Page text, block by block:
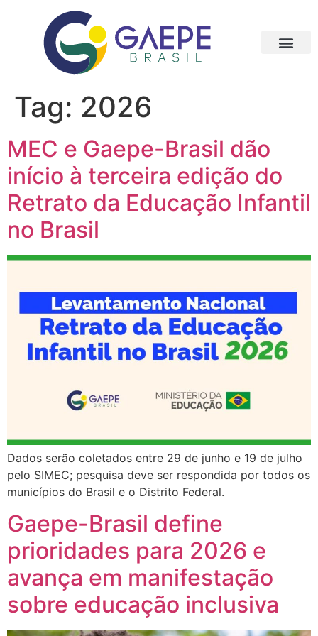
Tag: 2026
MEC e Gaepe-Brasil dão
início à terceira edição do
Retrato da Educação Infantil
no Brasil
Dados serão coletados entre 29 de junho e 19 de julho
pelo SIMEC; pesquisa deve ser respondida por todos os
municípios do Brasil e o Distrito Federal.
Gaepe-Brasil define
prioridades para 2026 e
avança em manifestação
sobre educação inclusiva